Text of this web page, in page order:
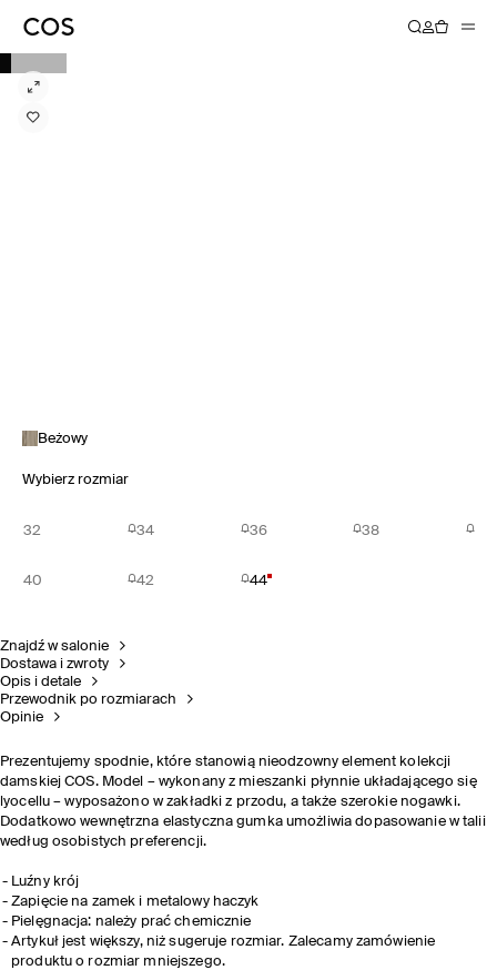
Beżowy
Wybierz rozmiar
32 34 36 38
40 42 44
Znajdź w salonie
Dostawa i zwroty
Opis i detale
Przewodnik po rozmiarach
Opinie
Prezentujemy spodnie, które stanowią nieodzowny element kolekcji
damskiej COS. Model – wykonany z mieszanki płynnie układającego się
lyocellu – wyposażono w zakładki z przodu, a także szerokie nogawki.
Dodatkowo wewnętrzna elastyczna gumka umożliwia dopasowanie w talii
według osobistych preferencji.
Luźny krój
Zapięcie na zamek i metalowy haczyk
Pielęgnacja: należy prać chemicznie
Artykuł jest większy, niż sugeruje rozmiar. Zalecamy zamówienie
produktu o rozmiar mniejszego.